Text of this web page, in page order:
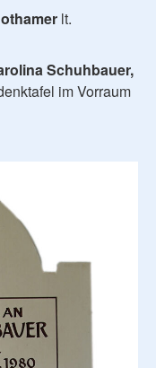
lt.
Schuhbauer,
im Vorraum